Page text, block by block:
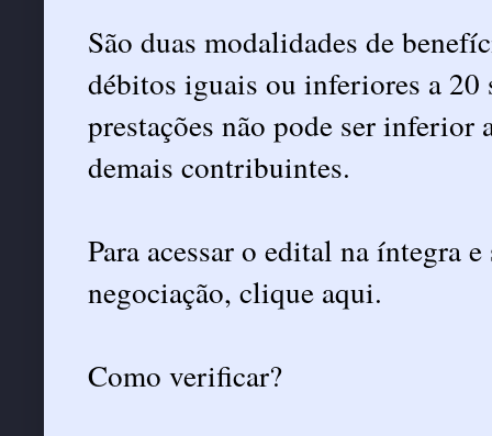
São duas modalidades de
débitos iguais ou inferiores a
prestações não pode ser
demais contribuintes.
Para acessar o edital na íntegra
negociação, clique aqui.
Como verificar?